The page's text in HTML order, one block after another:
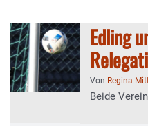
Edling
Von Regina
Beide